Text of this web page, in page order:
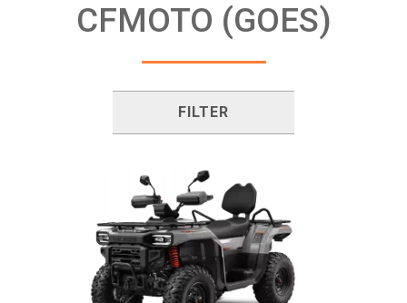
CFMOTO (GOES)
FILTER